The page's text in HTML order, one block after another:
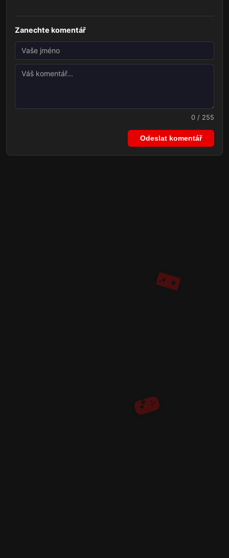
Zanechte komentář
0 / 255
Odeslat komentář